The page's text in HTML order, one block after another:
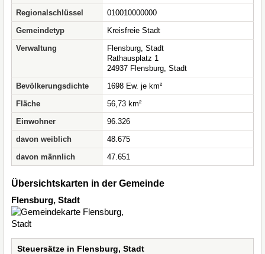
Regionalschlüssel
010010000000
Gemeindetyp
Kreisfreie Stadt
Verwaltung
Flensburg, Stadt
Rathausplatz 1
24937 Flensburg, Stadt
Bevölkerungsdichte
1698 Ew. je km²
Fläche
56,73 km²
Einwohner
96.326
davon weiblich
48.675
davon männlich
47.651
Übersichtskarten in der Gemeinde
Flensburg, Stadt
Steuersätze in Flensburg, Stadt